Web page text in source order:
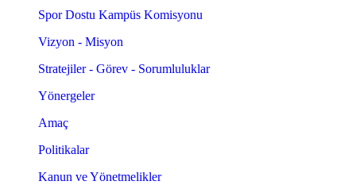
Spor Dostu Kampüs Komisyonu
Vizyon - Misyon
Stratejiler - Görev - Sorumluluklar
Yönergeler
Amaç
Politikalar
Kanun ve Yönetmelikler